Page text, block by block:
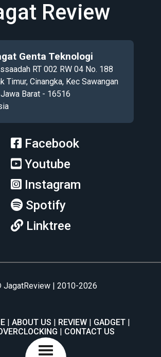
Review
Genta Teknologi
RT 002 RW 04 No. 188
Timur, Cinangka, Kec Sawangan
Barat - 16516
Facebook
Youtube
Instagram
Spotify
Linktree
JagatReview | 2010-2026
ABOUT US REVIEW
GADGET
CONTACT US